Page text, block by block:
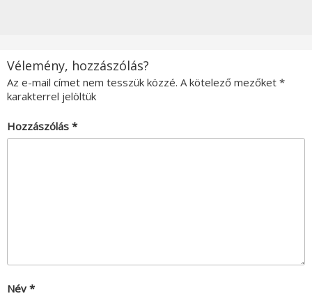
Vélemény, hozzászólás?
Az e-mail címet nem tesszük közzé. A kötelező mezőket *
karakterrel jelöltük
Hozzászólás *
Név *